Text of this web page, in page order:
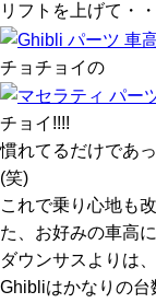
リフトを上げて・・
チョチョイの
チョイ!!!!
慣れてるだけであ
(笑)
これで乗り心地も
た、お好みの車高
ダウンサスよりは
Ghibliはかなりの台